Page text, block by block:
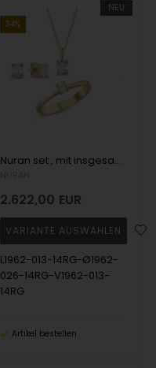
NEU
34%
Nuran set , mit insgesamt 0,92 ct Wesselton SI
2.622,00 EUR
L1962-013-14RG-Ø1962-
026-14RG-V1962-013-
14RG
Artikel bestellen